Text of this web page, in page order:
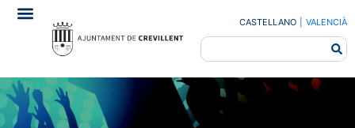
CASTELLANO VALENCIÀ